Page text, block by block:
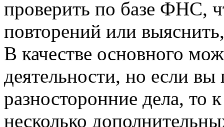
проверить по базе ФНС,
повторений или
В качестве основного
деятельности, но если вы
разносторонние дела, то
несколько